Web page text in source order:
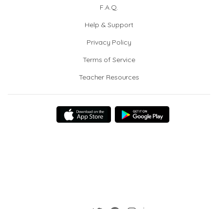
F.A.Q.
Help & Support
Privacy Policy
Terms of Service
Teacher Resources